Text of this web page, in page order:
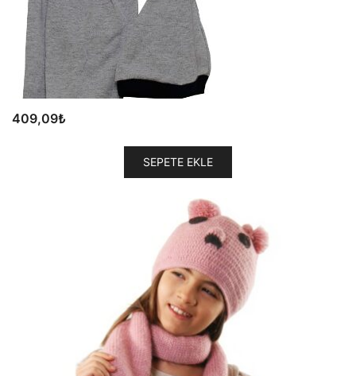
409,09₺
SEPETE EKLE